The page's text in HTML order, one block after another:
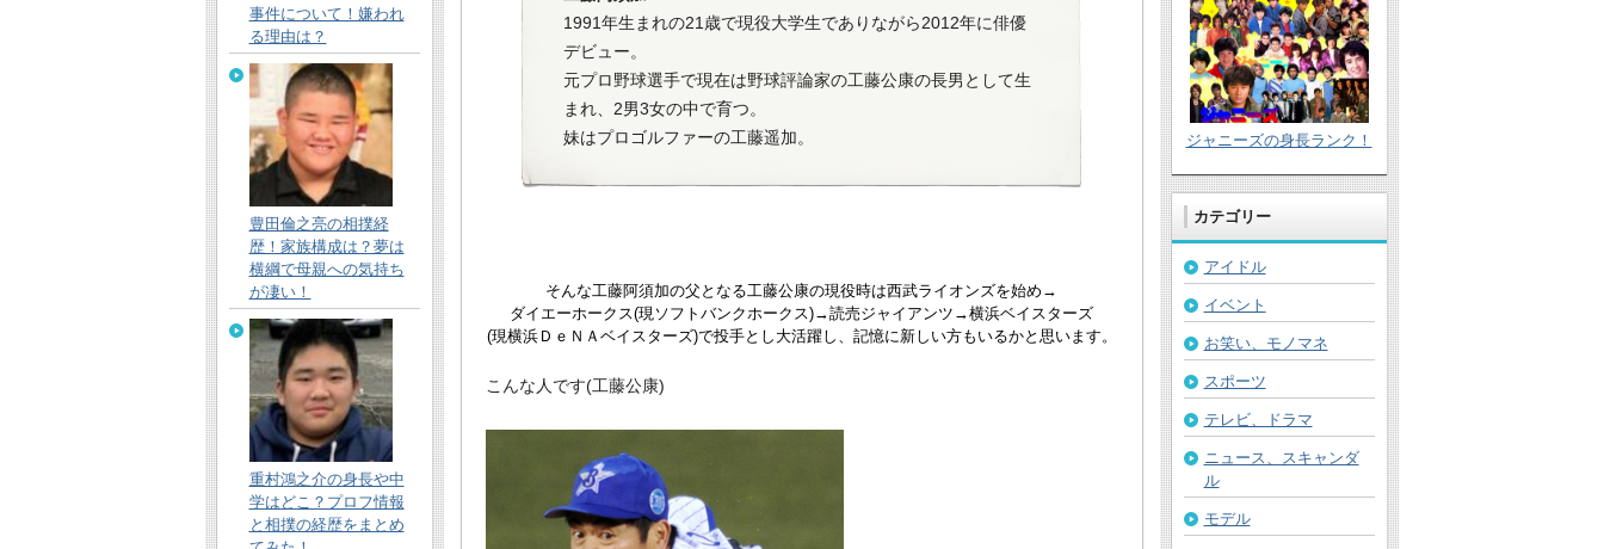
1991年生まれの21歳で現役大学生でありながら2012年に俳優
デビュー。
元プロ野球選手で現在は野球評論家の工藤公康の長男として生
まれ、2男3女の中で育つ。
妹はプロゴルファーの工藤遥加。
そんな工藤阿須加の父となる工藤公康の現役時は西武ライオンズを始め→
ダイエーホークス(現ソフトバンクホークス)→読売ジャイアンツ→横浜ベイスターズ
(現横浜ＤｅＮＡベイスターズ)で投手とし大活躍し、記憶に新しい方もいるかと思います。
こんな人です(工藤公康)
事件について！嫌われ
る理由は？
豊田倫之亮の相撲経
歴！家族構成は？夢は
横綱で母親への気持ち
が凄い！
重村鴻之介の身長や中
学はどこ？プロフ情報
と相撲の経歴をまとめ
ジャニーズの身長ランク！
カテゴリー
アイドル
イベント
お笑い、モノマネ
スポーツ
テレビ、ドラマ
ニュース、スキャンダ
ル
モデル